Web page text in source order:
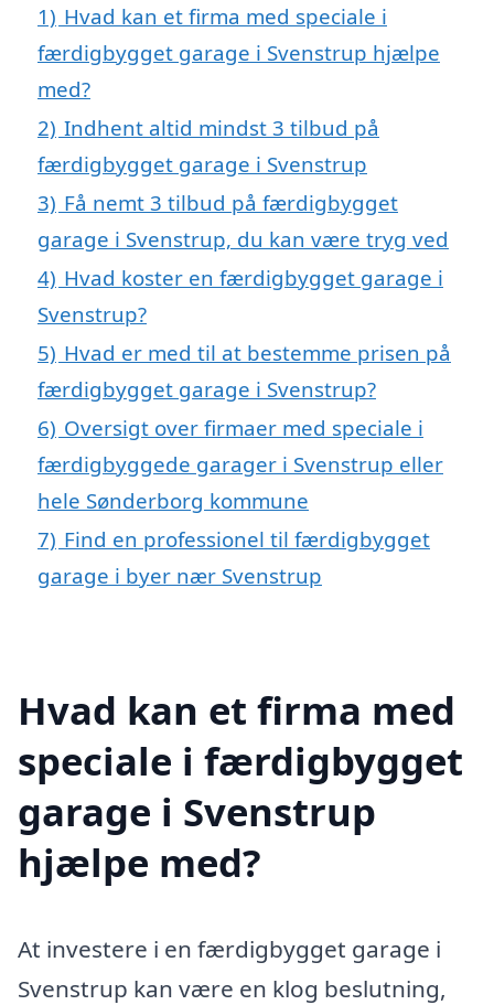
1) Hvad kan et firma med speciale i
færdigbygget garage i Svenstrup hjælpe
med?
2) Indhent altid mindst 3 tilbud på
færdigbygget garage i Svenstrup
3) Få nemt 3 tilbud på færdigbygget
garage i Svenstrup, du kan være tryg ved
4) Hvad koster en færdigbygget garage i
Svenstrup?
5) Hvad er med til at bestemme prisen på
færdigbygget garage i Svenstrup?
6) Oversigt over firmaer med speciale i
færdigbyggede garager i Svenstrup eller
hele Sønderborg kommune
7) Find en professionel til færdigbygget
garage i byer nær Svenstrup
Hvad kan et firma med
speciale i færdigbygget
garage i Svenstrup
hjælpe med?
At investere i en færdigbygget garage i
Svenstrup kan være en klog beslutning,